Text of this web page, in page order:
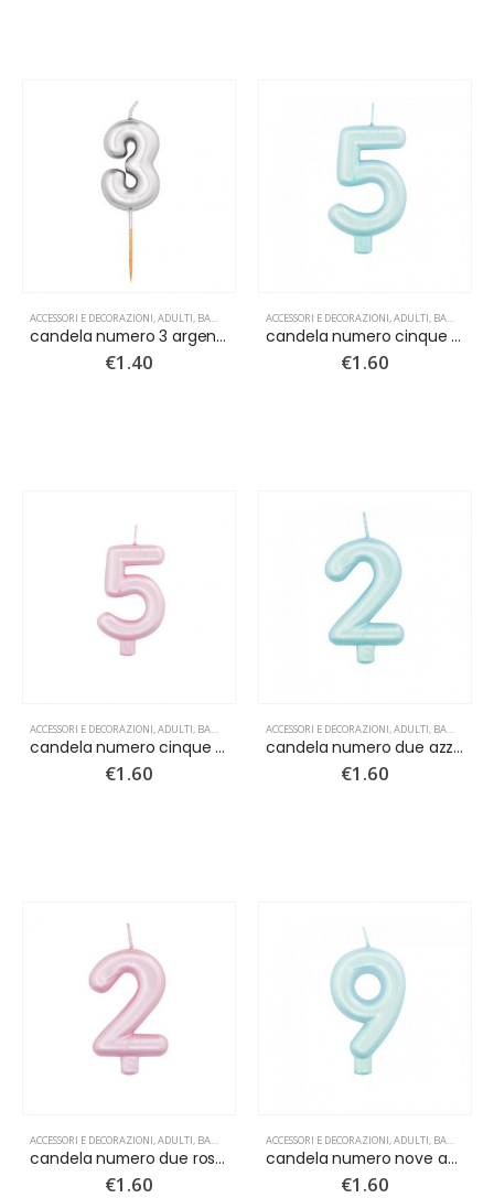
ACCESSORI E DECORAZIONI,ADULTI, BAMBINI CANDELINE,NUOVI ARRIVI
candela numero 3 argento metal
€1.40
ACCESSORI E DECORAZIONI,ADULTI, BAMBINI
candela numero cinque azzurro perlato
€1.60
ACCESSORI E DECORAZIONI,ADULTI, BAMBINI CANDELINE,NUOVI ARRIVI
candela numero cinque rosa perlato
€1.60
ACCESSORI E DECORAZIONI,ADULTI, BAMBINI
candela numero due azzurro perlato
€1.60
ACCESSORI E DECORAZIONI,ADULTI, BAMBINI CANDELINE,NUOVI ARRIVI
candela numero due rosa perlato
€1.60
ACCESSORI E DECORAZIONI,ADULTI, BAMBINI
candela numero nove azzurro perlato
€1.60
Su 5
25.00
Su 5
25.00
En Fleur Eau De Toilette 100ml